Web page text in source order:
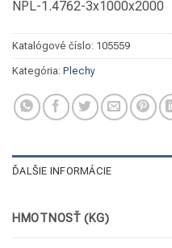
NPL-1.4762-3x1000x2000
Katalógové číslo: 105559
Kategória: Plechy
ĎALŠIE INFORMÁCIE
HMOTNOSŤ (KG)